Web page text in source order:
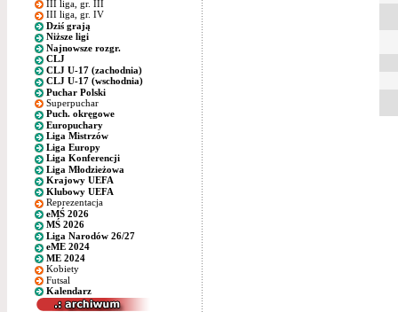
III liga, gr. III
III liga, gr. IV
Dziś grają
Niższe ligi
Najnowsze rozgr.
CLJ
CLJ U-17 (zachodnia)
CLJ U-17 (wschodnia)
Puchar Polski
Superpuchar
Puch. okręgowe
Europuchary
Liga Mistrzów
Liga Europy
Liga Konferencji
Liga Młodzieżowa
Krajowy UEFA
Klubowy UEFA
Reprezentacja
eMŚ 2026
MŚ 2026
Liga Narodów 26/27
eME 2024
ME 2024
Kobiety
Futsal
Kalendarz